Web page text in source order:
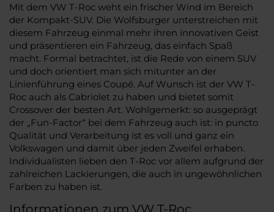
Mit dem VW T-Roc weht ein frischer Wind im Bereich
der Kompakt-SUV. Die Wolfsburger unterstreichen mit
diesem Fahrzeug einmal mehr ihren innovativen Geist
und präsentieren ein Fahrzeug, das einfach Spaß
macht. Formal betrachtet, ist die Rede von einem SUV
und doch orientiert man sich mitunter an der
Linienführung eines Coupé. Auf Wunsch ist der VW T-
Roc auch als Cabriolet zu haben und bietet somit
Crossover der besten Art. Wohlgemerkt: so ausgeprägt
der „Fun-Factor“ bei dem Fahrzeug auch ist: in puncto
Qualität und Verarbeitung ist es voll und ganz ein
Volkswagen und damit über jeden Zweifel erhaben.
Individualisten lieben den T-Roc vor allem aufgrund der
zahlreichen Lackierungen, die auch in ungewöhnlichen
Farben zu haben ist.
Informationen zum VW T-Roc